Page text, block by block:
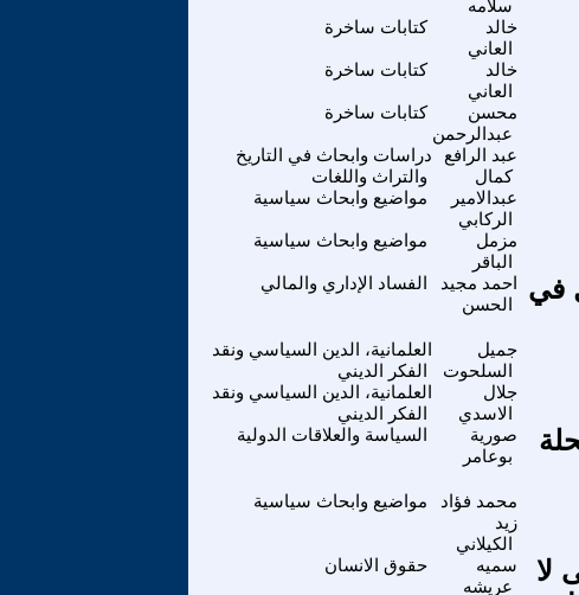
سلامه
كتابات ساخرة
خالد
العاني
كتابات ساخرة
خالد
العاني
كتابات ساخرة
محسن
عبدالرحمن
دراسات وابحاث في التاريخ
والتراث واللغات
عبد الرافع
كمال
مواضيع وابحاث سياسية
عبدالامير
الركابي
مواضيع وابحاث سياسية
مزمل
الباقر
الفساد الإداري والمالي
احمد مجيد
الحسن
في
العلمانية، الدين السياسي ونقد
الفكر الديني
جميل
السلحوت
العلمانية، الدين السياسي ونقد
الفكر الديني
جلال
الاسدي
السياسة والعلاقات الدولية
صورية
بوعامر
مواضيع وابحاث سياسية
محمد فؤاد
زيد
الكيلاني
حقوق الانسان
سميه
عريشه
لا